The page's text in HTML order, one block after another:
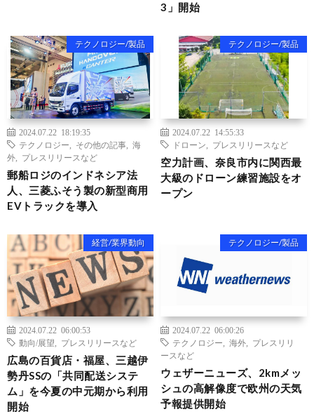
3」開始
テクノロジー/製品
2024.07.22 18:19:35
テクノロジー
その他の記事
海
外
プレスリリースなど
郵船ロジのインドネシア法
人、三菱ふそう製の新型商用
EVトラックを導入
テクノロジー/製品
2024.07.22 14:55:33
ドローン
プレスリリースなど
空力計画、奈良市内に関西最
大級のドローン練習施設をオ
ープン
経営/業界動向
2024.07.22 06:00:53
動向/展望
プレスリリースなど
広島の百貨店・福屋、三越伊
勢丹SSの「共同配送システ
ム」を今夏の中元期から利用
開始
テクノロジー/製品
2024.07.22 06:00:26
テクノロジー
海外
プレスリリ
ースなど
ウェザーニューズ、2kmメッ
シュの高解像度で欧州の天気
予報提供開始